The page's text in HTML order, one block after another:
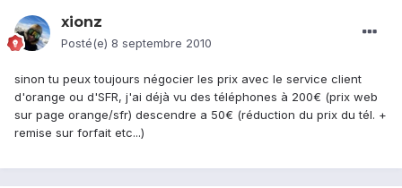
xionz
Posté(e) 8 septembre 2010
sinon tu peux toujours négocier les prix avec le service client
d'orange ou d'SFR, j'ai déjà vu des téléphones à 200€ (prix web
sur page orange/sfr) descendre a 50€ (réduction du prix du tél. +
remise sur forfait etc...)